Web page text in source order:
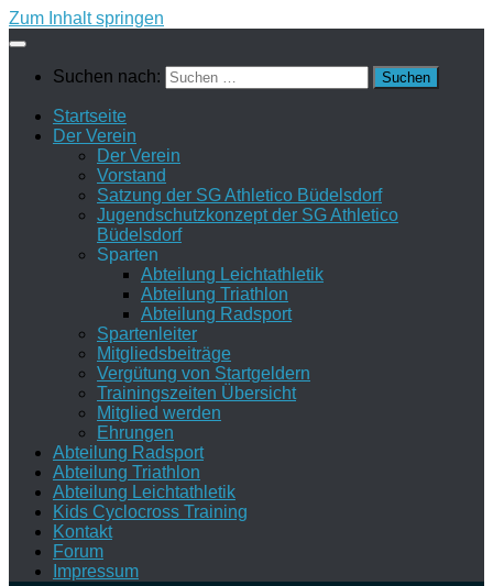
Zum Inhalt springen
Suchen nach:
Startseite
Der Verein
Der Verein
Vorstand
Satzung der SG Athletico Büdelsdorf
Jugendschutzkonzept der SG Athletico
Büdelsdorf
Sparten
Abteilung Leichtathletik
Abteilung Triathlon
Abteilung Radsport
Spartenleiter
Mitgliedsbeiträge
Vergütung von Startgeldern
Trainingszeiten Übersicht
Mitglied werden
Ehrungen
Abteilung Radsport
Abteilung Triathlon
Abteilung Leichtathletik
Kids Cyclocross Training
Kontakt
Forum
Impressum